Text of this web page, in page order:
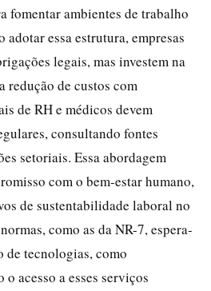
fomentar ambientes de trabalho
essa estrutura, empresas
legais, mas investem na
redução de custos com
de RH e médicos devem
consultando fontes
setoriais. Essa abordagem
com o bem-estar humano,
de sustentabilidade laboral no
como as da NR-7, espera-
de tecnologias, como
acesso a esses serviços